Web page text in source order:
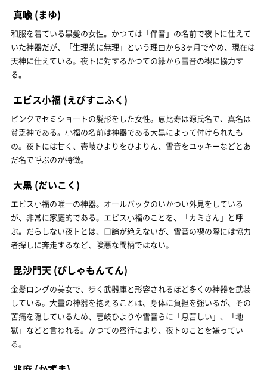
真喩 (まゆ)
和服を着ている黒髪の女性。かつては「伴音」の名前で夜トに仕えて
いた神器だが、「生理的に無理」という理由から3ヶ月でやめ、現在は
天神に仕えている。夜トに対するかつての縁から雪音の禊に協力す
る。
エビス小福 (えびすこふく)
ピンクでセミショートの髪形をした女性。恵比寿は源氏名で、真名は
貧乏神である。小福の名前は神器である大黒によって付けられたも
の。夜トには甘く、壱岐ひよりをひよりん、雪音をユッキーなどとあ
だ名で呼ぶのが特徴。
大黒 (だいこく)
エビス小福の唯一の神器。オールバックのいかつい外見をしている
が、非常に家庭的である。エビス小福のことを、「カミさん」と呼
ぶ。だらしない夜トとは、口論が絶えないが、雪音の禊の際には協力
者探しに奔走するなど、険悪な間柄ではない。
毘沙門天 (びしゃもんてん)
金髪ロングの美女で、歩く武器庫と形容されるほど多くの神器を武装
している。大量の神器を抱えることは、身体に負担を強いるが、その
苦痛を隠しているため、壱岐ひよりや雪音らに「息苦しい」、「地
獄」などと言われる。かつての蛮行により、夜トのことを嫌ってい
る。